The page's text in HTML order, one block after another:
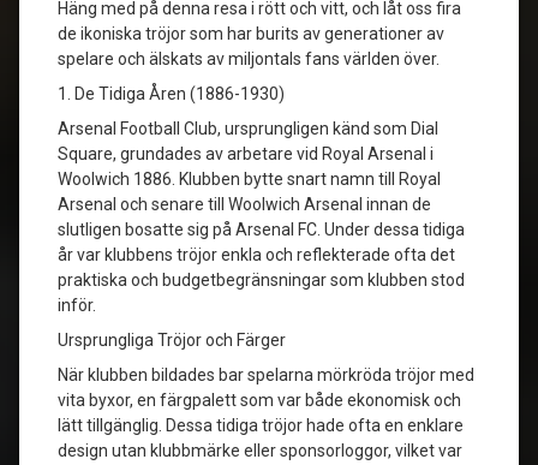
Häng med på denna resa i rött och vitt, och låt oss fira
de ikoniska tröjor som har burits av generationer av
spelare och älskats av miljontals fans världen över.
1. De Tidiga Åren (1886-1930)
Arsenal Football Club, ursprungligen känd som Dial
Square, grundades av arbetare vid Royal Arsenal i
Woolwich 1886. Klubben bytte snart namn till Royal
Arsenal och senare till Woolwich Arsenal innan de
slutligen bosatte sig på Arsenal FC. Under dessa tidiga
år var klubbens tröjor enkla och reflekterade ofta det
praktiska och budgetbegränsningar som klubben stod
inför.
Ursprungliga Tröjor och Färger
När klubben bildades bar spelarna mörkröda tröjor med
vita byxor, en färgpalett som var både ekonomisk och
lätt tillgänglig. Dessa tidiga tröjor hade ofta en enklare
design utan klubbmärke eller sponsorloggor, vilket var